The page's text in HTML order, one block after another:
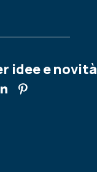
idee e novità